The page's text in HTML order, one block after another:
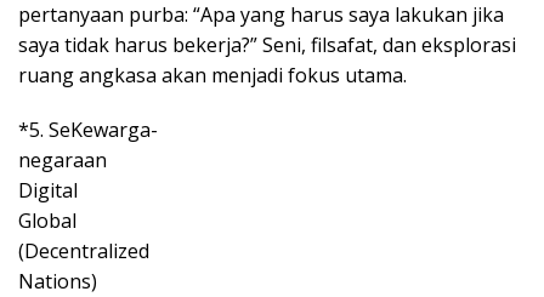
pertanyaan purba: “Apa yang harus saya lakukan jika
saya tidak harus bekerja?” Seni, filsafat, dan eksplorasi
ruang angkasa akan menjadi fokus utama.
*5. SeKewarga-
negaraan
Digital
Global
(Decentralized
Nations)